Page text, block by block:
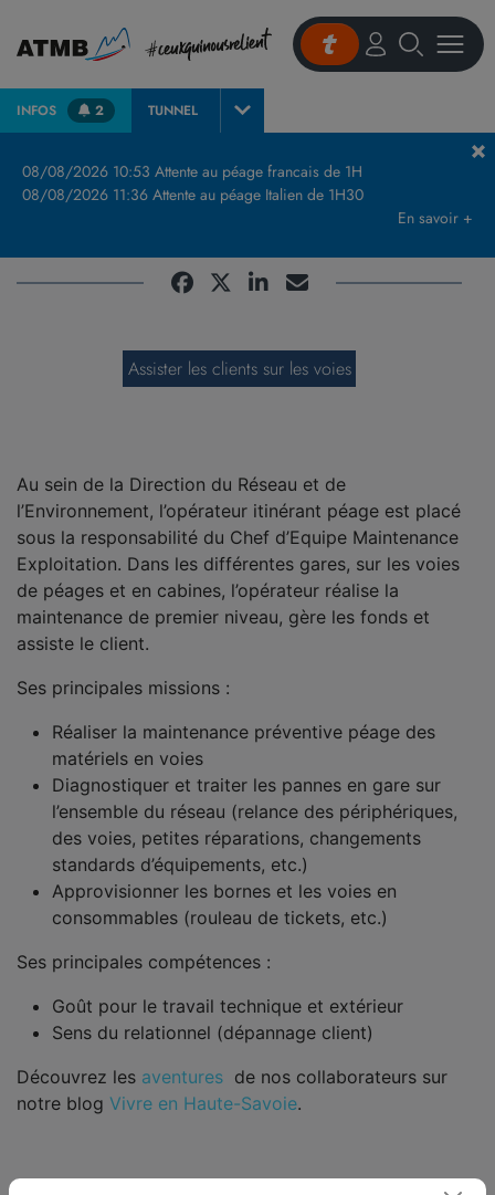
INFOS 2 TUNNEL
08/08/2026 10:53 Attente au péage francais de 1H
08/08/2026 11:36 Attente au péage Italien de 1H30
En savoir +
Opérateur itinérant péage
Assister les clients sur les voies
Au sein de la Direction du Réseau et de
l’Environnement, l’opérateur itinérant péage est placé
sous la responsabilité du Chef d’Equipe Maintenance
Exploitation. Dans les différentes gares, sur les voies
de péages et en cabines, l’opérateur réalise la
maintenance de premier niveau, gère les fonds et
assiste le client.
Ses principales missions :
Réaliser la maintenance préventive péage des
matériels en voies
Diagnostiquer et traiter les pannes en gare sur
l’ensemble du réseau (relance des périphériques,
des voies, petites réparations, changements
standards d’équipements, etc.)
Approvisionner les bornes et les voies en
consommables (rouleau de tickets, etc.)
Ses principales compétences :
Goût pour le travail technique et extérieur
Sens du relationnel (dépannage client)
Découvrez les aventures de nos collaborateurs sur
notre blog Vivre en Haute-Savoie.